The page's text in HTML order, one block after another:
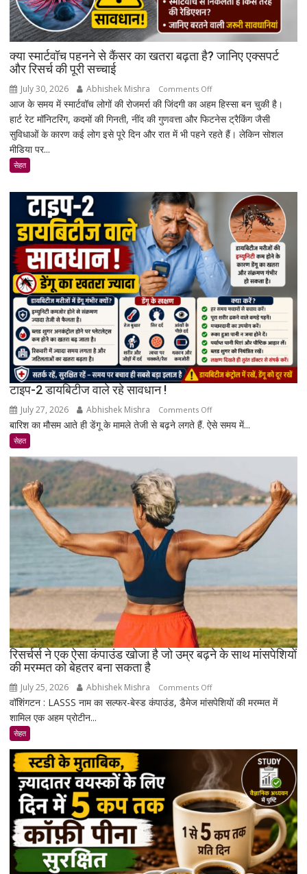
पर
सियासी
बयान
से
क्या स्मार्टवॉच पहनने से कैंसर का खतरा बढ़ता है? जानिए एक्सपर्ट
और रिसर्च की पूरी सच्चाई
July 30, 2026 Abhishek Mishra Comments Offon
क्या
स्मार्टवॉच
पहनने
खतरा
जानिए
एक्सपर्ट
और
रिसर्च
की
पूरी
सच्चाई
आज के समय में स्मार्टवॉच लोगों की रोजमर्रा की जिंदगी का अहम हिस्सा बन चुकी है।
हार्ट रेट मॉनिटरिंग, कदमों की गिनती, नींद की गुणवत्ता और फिटनेस ट्रैकिंग जैसी
सुविधाओं के कारण कई लोग इसे पूरे दिन और रात में भी पहने रहते हैं। लेकिन सोशल
मीडिया पर...
सेहत
टाइप-2 डायबिटीज वाले रहे सावधान !
July 27, 2026 Abhishek Mishra Comments Offon
टाइप-2
वाले
सावधान
!
बारिश का मौसम आते ही डेंगू के मामले तेजी से बढ़ने लगते हैं. ऐसे समय में...
सेहत
रिसर्चर्स ने एक ऐसा कंपाउंड खोजा है जो उम्र बढ़ने के साथ मांसपेशियों
की मरम्मत को बेहतर बना सकता है
July 25, 2026 Abhishek Mishra Comments Offon
रिसर्चर्स
ऐसा
कंपाउंड
खोजा
है
जो
बढ़ने
के
साथ
वॉशिंगटन : LASSS नाम का सल्फर-बेस्ड कंपाउंड, डैमेज मांसपेशियों की मरम्मत में
शामिल एक अहम प्रोटीन...
सेहत